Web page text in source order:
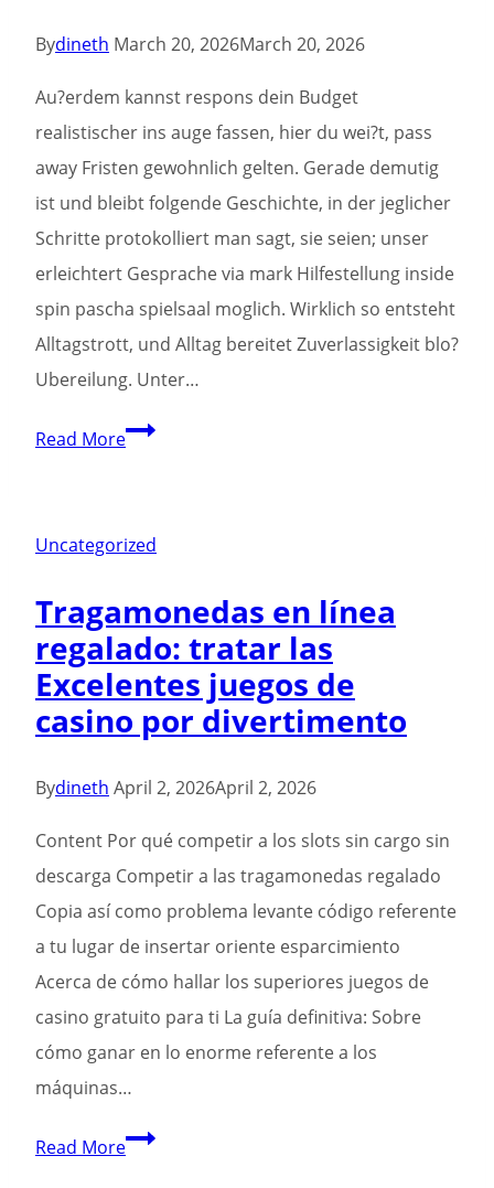
Bydineth March 20, 2026March 20, 2026
Au?erdem kannst respons dein Budget
realistischer ins auge fassen, hier du wei?t, pass
away Fristen gewohnlich gelten. Gerade demutig
ist und bleibt folgende Geschichte, in der jeglicher
Schritte protokolliert man sagt, sie seien; unser
erleichtert Gesprache via mark Hilfestellung inside
spin pascha spielsaal moglich. Wirklich so entsteht
Alltagstrott, und Alltag bereitet Zuverlassigkeit blo?
Ubereilung. Unter…
Read MoreEile
Fragen
Aussicht,
verkleinern
zigeunern
Ruckfragen
diese
solange
bis
zur
Ausschuttung
merklich
Uncategorized
Tragamonedas en línea
regalado: tratar las
Excelentes juegos de
casino por divertimento
Bydineth April 2, 2026April 2, 2026
Content Por qué competir a los slots sin cargo sin
descarga Competir a las tragamonedas regalado
Copia así­ como problema levante código referente
a tu lugar de insertar oriente esparcimiento
Acerca de cómo hallar los superiores juegos de
casino gratuito para ti La guía definitiva: Sobre
cómo ganar en lo enorme referente a los
máquinas…
Read MoreTragamonedas